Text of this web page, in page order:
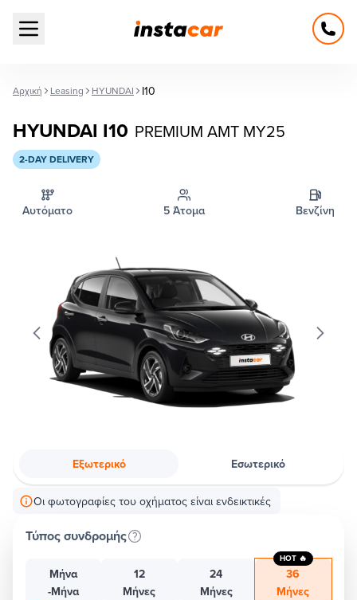
Open main menu
Αρχική Leasing HYUNDAI I10
HYUNDAI I10 PREMIUM AMT MY25
2-DAY DELIVERY
Αυτόματο 5 Άτομα Βενζίνη
Εξωτερικό Εσωτερικό
Οι φωτογραφίες του οχήματος είναι ενδεικτικές
Τύπος συνδρομής
Μήνα
-Μήνα
12
Μήνες
24
Μήνες
36
Μήνες
HOT 🔥